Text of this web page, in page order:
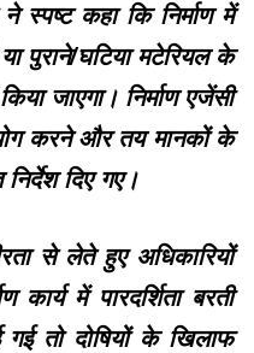
स्पष्ट कहा कि निर्माण में
पुराने/घटिया मटेरियल के
जाएगा। निर्माण एजेंसी
करने और तय मानकों के
दिए गए।
से लेते हुए अधिकारियों
कार्य में पारदर्शिता बरती
गई तो दोषियों के खिलाफ